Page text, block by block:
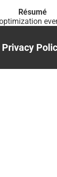
Résumé
Privacy